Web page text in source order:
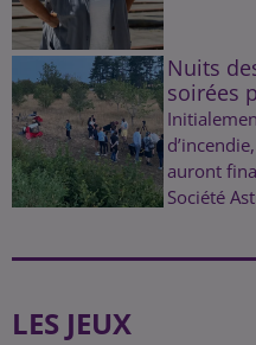
Nuits
soirées
auront
Société
LES JEUX